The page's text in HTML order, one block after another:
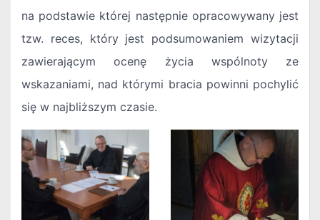
na podstawie której następnie opracowywany jest
tzw. reces, który jest podsumowaniem wizytacji
zawierającym ocenę życia wspólnoty ze
wskazaniami, nad którymi bracia powinni pochylić
się w najbliższym czasie.